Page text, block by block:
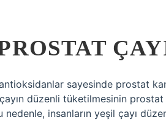
sayesinde prostat
düzenli tüketilmesinin
nedenle, insanların yeşil çayı